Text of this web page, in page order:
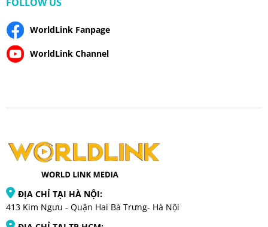
WorldLink Fanpage
WorldLink Channel
ĐỊA CHỈ TẠI HÀ NỘI:
413 Kim Ngưu - Quận Hai Bà Trưng- Hà Nội